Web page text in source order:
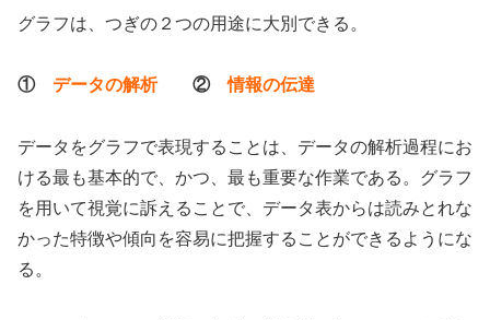
グラフは、つぎの２つの用途に大別できる。
① データの解析 ②情報の伝達
データをグラフで表現することは、データの解析過程にお
ける最も基本的で、かつ、最も重要な作業である。グラフ
を用いて視覚に訴えることで、データ表からは読みとれな
かった特徴や傾向を容易に把握することができるようにな
る。